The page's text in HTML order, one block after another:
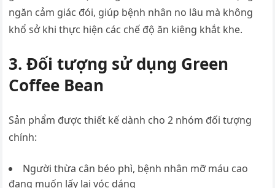
ngăn cảm giác đói, giúp bệnh nhân no lâu mà không
khổ sở khi thực hiện các chế độ ăn kiêng khắt khe.
3. Đối tượng sử dụng Green
Coffee Bean
Sản phẩm được thiết kế dành cho 2 nhóm đối tượng
chính:
Người thừa cân béo phì, bệnh nhân mỡ máu cao
đang muốn lấy lại vóc dáng